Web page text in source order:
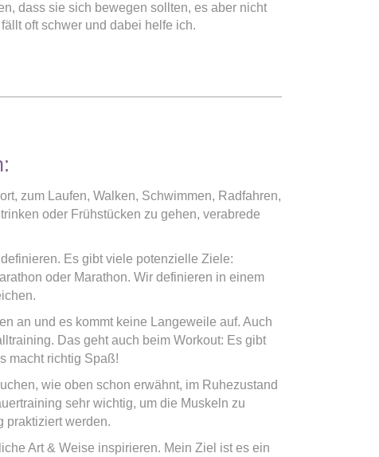
dass sie sich bewegen sollten, es aber nicht
oft schwer und dabei helfe ich.
zum Laufen, Walken, Schwimmen, Radfahren,
oder Frühstücken zu gehen, verabrede
Es gibt viele potenzielle Ziele:
oder Marathon. Wir definieren in einem
an und es kommt keine Langeweile auf. Auch
Das geht auch beim Workout: Es gibt
macht richtig Spaß!
wie oben schon erwähnt, im Ruhezustand
sehr wichtig, um die Muskeln zu
praktiziert werden.
Art & Weise inspirieren. Mein Ziel ist es ein